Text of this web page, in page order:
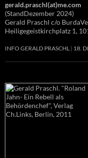
gerald.praschl(at)me.com
(StandDezember 2024)
Gerald Praschl c/o
Heiligegeistkirchplatz 1,
INFO GERALD PRASCHL 18.